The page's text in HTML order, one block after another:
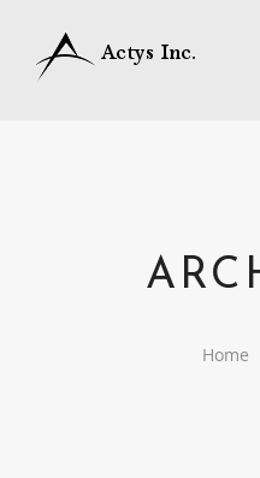
Home